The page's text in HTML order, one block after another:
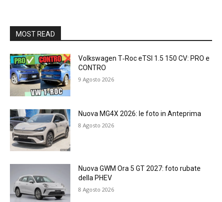
MOST READ
Volkswagen T‑Roc eTSI 1.5 150 CV: PRO e
CONTRO
9 Agosto 2026
Nuova MG4X 2026: le foto in Anteprima
8 Agosto 2026
Nuova GWM Ora 5 GT 2027: foto rubate
della PHEV
8 Agosto 2026